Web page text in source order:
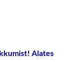
Alates